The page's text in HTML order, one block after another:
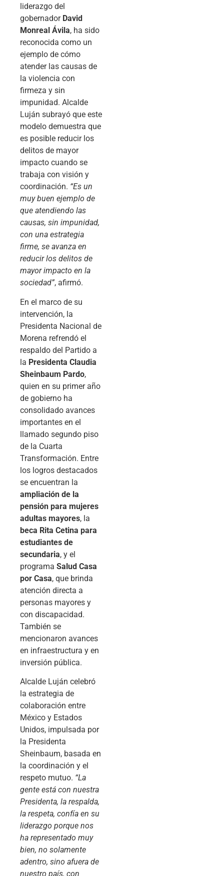
liderazgo del
gobernador David
Monreal Ávila, ha sido
reconocida como un
ejemplo de cómo
atender las causas de
la violencia con
firmeza y sin
impunidad. Alcalde
Luján subrayó que este
modelo demuestra que
es posible reducir los
delitos de mayor
impacto cuando se
trabaja con visión y
coordinación. “Es un
muy buen ejemplo de
que atendiendo las
causas, sin impunidad,
con una estrategia
firme, se avanza en
reducir los delitos de
mayor impacto en la
sociedad”, afirmó.
En el marco de su
intervención, la
Presidenta Nacional de
Morena refrendó el
respaldo del Partido a
la Presidenta Claudia
Sheinbaum Pardo,
quien en su primer año
de gobierno ha
consolidado avances
importantes en el
llamado segundo piso
de la Cuarta
Transformación. Entre
los logros destacados
se encuentran la
ampliación de la
pensión para mujeres
adultas mayores, la
beca Rita Cetina para
estudiantes de
secundaria, y el
programa Salud Casa
por Casa, que brinda
atención directa a
personas mayores y
con discapacidad.
También se
mencionaron avances
en infraestructura y en
inversión pública.
Alcalde Luján celebró
la estrategia de
colaboración entre
México y Estados
Unidos, impulsada por
la Presidenta
Sheinbaum, basada en
la coordinación y el
respeto mutuo. “La
gente está con nuestra
Presidenta, la respalda,
la respeta, confía en su
liderazgo porque nos
ha representado muy
bien, no solamente
adentro, sino afuera de
nuestro país, con